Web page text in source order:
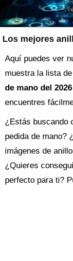
Los mejores
Aquí puedes ver
muestra la lista de
de mano del 2026
encuentres
¿Estás buscando
pedida de mano?
imágenes de
¿Quieres
perfecto para ti?